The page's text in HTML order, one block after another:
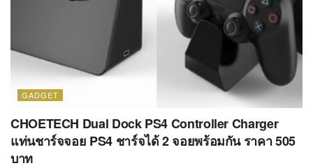
GADGET
CHOETECH Dual Dock PS4 Controller Charger
แท่นชาร์จจอย PS4 ชาร์จได้ 2 จอยพร้อมกัน ราคา 505
บาท